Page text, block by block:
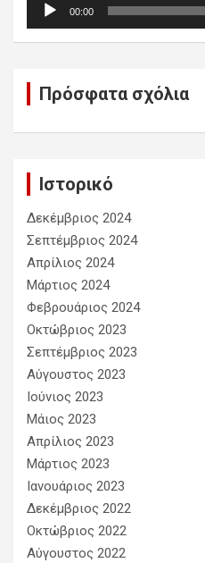
00:00
Πρόσφατα σχόλια
Ιστορικό
Δεκέμβριος 2024
Σεπτέμβριος 2024
Απρίλιος 2024
Μάρτιος 2024
Φεβρουάριος 2024
Οκτώβριος 2023
Σεπτέμβριος 2023
Αύγουστος 2023
Ιούνιος 2023
Μάιος 2023
Απρίλιος 2023
Μάρτιος 2023
Ιανουάριος 2023
Δεκέμβριος 2022
Οκτώβριος 2022
Αύγουστος 2022